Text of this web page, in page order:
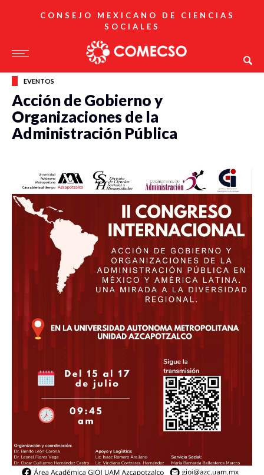
CONSEJO MEXICANO DE CIENCIAS
SOCIALES
EVENTOS
Acción de Gobierno y
Organizaciones de la
Administración Pública